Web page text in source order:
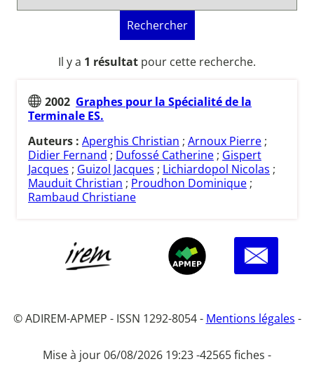
Rechercher
Il y a 1 résultat pour cette recherche.
2002 Graphes pour la Spécialité de la
Terminale ES.
Auteurs : Aperghis Christian ; Arnoux Pierre ;
Didier Fernand ; Dufossé Catherine ; Gispert
Jacques ; Guizol Jacques ; Lichiardopol Nicolas ;
Mauduit Christian ; Proudhon Dominique ;
Rambaud Christiane
© ADIREM-APMEP - ISSN 1292-8054 - Mentions légales -
Mise à jour 06/08/2026 19:23 -42565 fiches -